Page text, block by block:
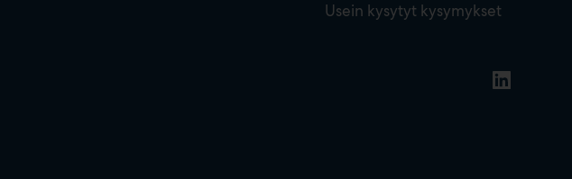
Usein kysytyt kysymykset